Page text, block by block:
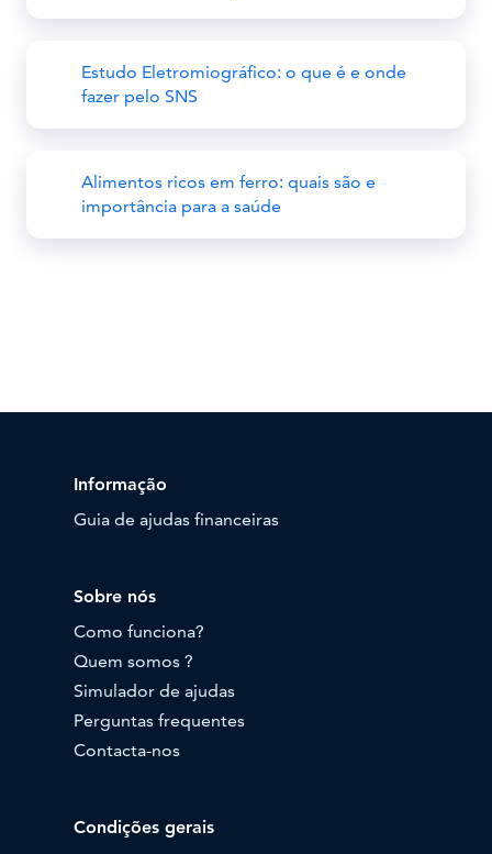
Estudo Eletromiográfico: o que é e onde
fazer pelo SNS
Alimentos ricos em ferro: quais são e
importância para a saúde
Informação
Guia de ajudas financeiras
Sobre nós
Como funciona?
Quem somos ?
Simulador de ajudas
Perguntas frequentes
Contacta-nos
Condições gerais